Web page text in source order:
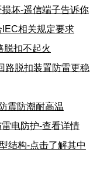
坏-遥信端子告诉你
相关规定要求
脱扣不起火
路脱扣装置防雷更稳
震防潮耐高温
电防护-查看详情
结构-点击了解其中